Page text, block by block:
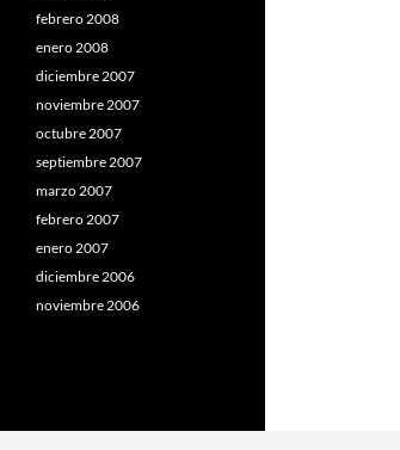
febrero 2008
enero 2008
diciembre 2007
noviembre 2007
octubre 2007
septiembre 2007
marzo 2007
febrero 2007
enero 2007
diciembre 2006
noviembre 2006